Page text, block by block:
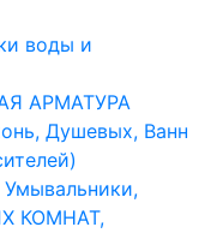
воды и
АРМАТУРА
Душевых, Ванн
КОМНАТ,